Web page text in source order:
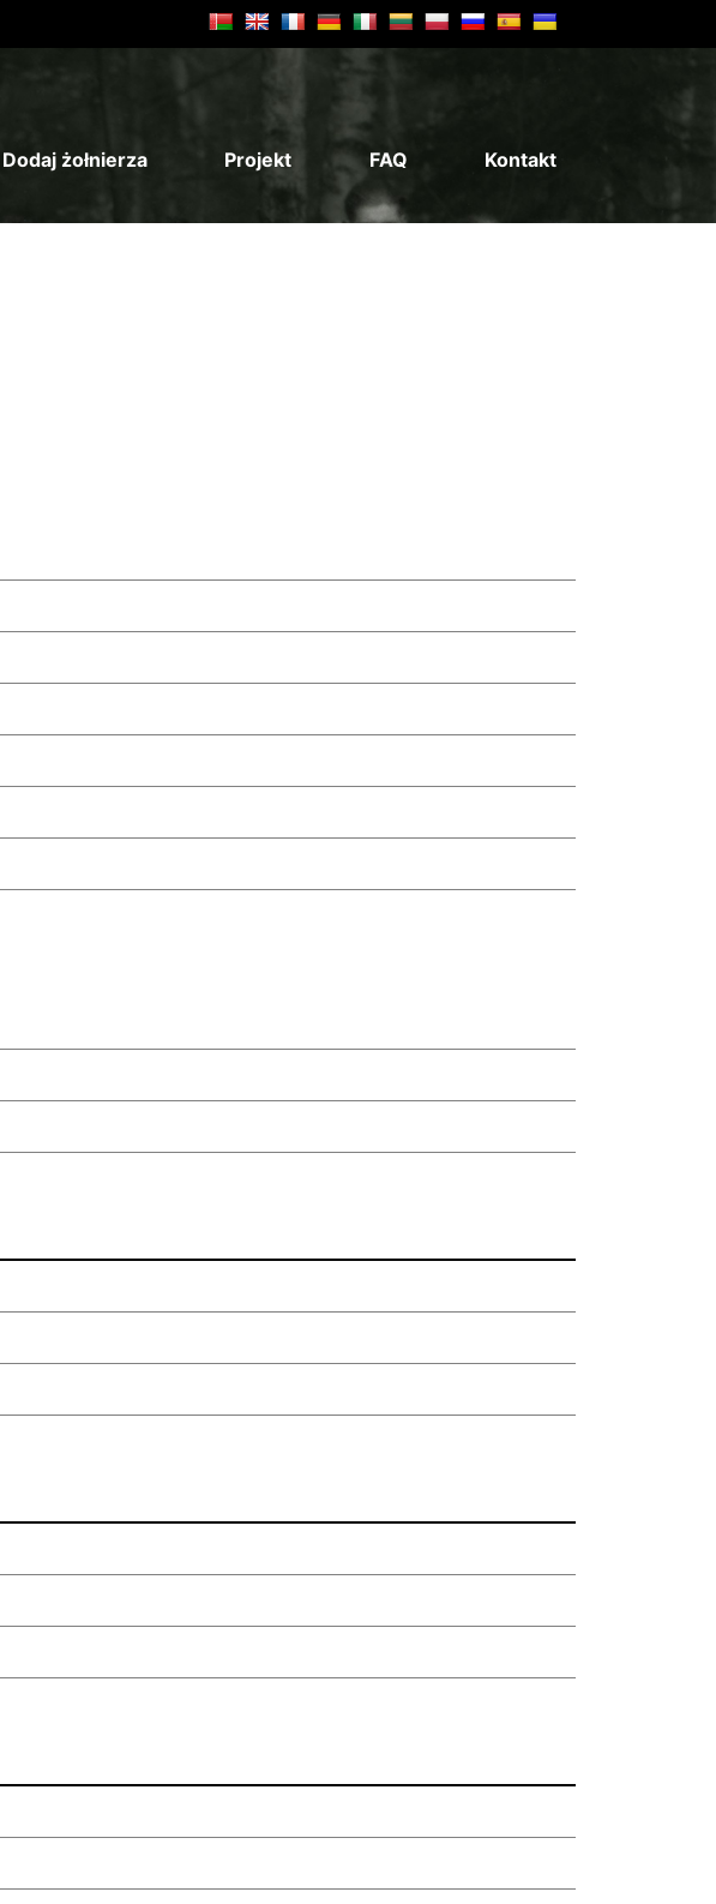
Dodaj żołnierza Projekt FAQ Kontakt